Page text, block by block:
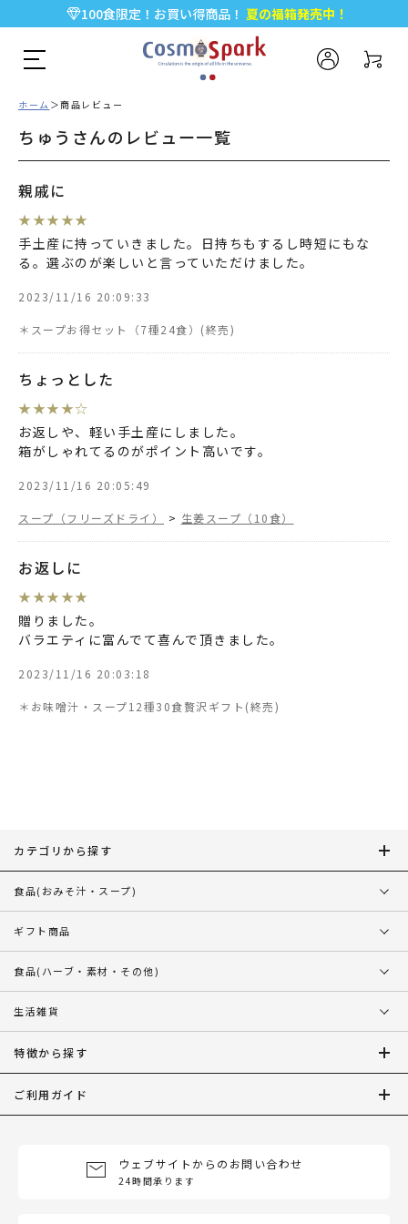
100食限定！お買い得商品！ 夏の福箱発売中！
5,000円以上のお買い物で全国一律送料無料♪
新規会員登録で今すぐ使える500ポイント プレゼント！
ホーム 商品レビュー
ちゅうさんのレビュー一覧
親戚に
★ ★★ ★★
手土産に持っていきました。日持ちもするし時短にもな
る。選ぶのが楽しいと言っていただけました。
2023/11/16 20:09:33
＊スープお得セット（7種24食）
ちょっとした
★ ★★ ★☆
お返しや、軽い手土産にしました。
箱がしゃれてるのがポイント高いです。
2023/11/16 20:05:49
スープ（フリーズドライ） > 生姜スープ（10食）
お返しに
★ ★★ ★★
贈りました。
バラエティに富んでて喜んで頂きました。
2023/11/16 20:03:18
＊お味噌汁・スープ12種30食贅沢ギフト
カテゴリから探す
食品(おみそ汁・スープ)
ギフト商品
食品(ハーブ・素材・その他)
生活雑貨
特徴から探す
ご利用ガイド
ウェブサイトからのお問い合わせ
24時間承ります